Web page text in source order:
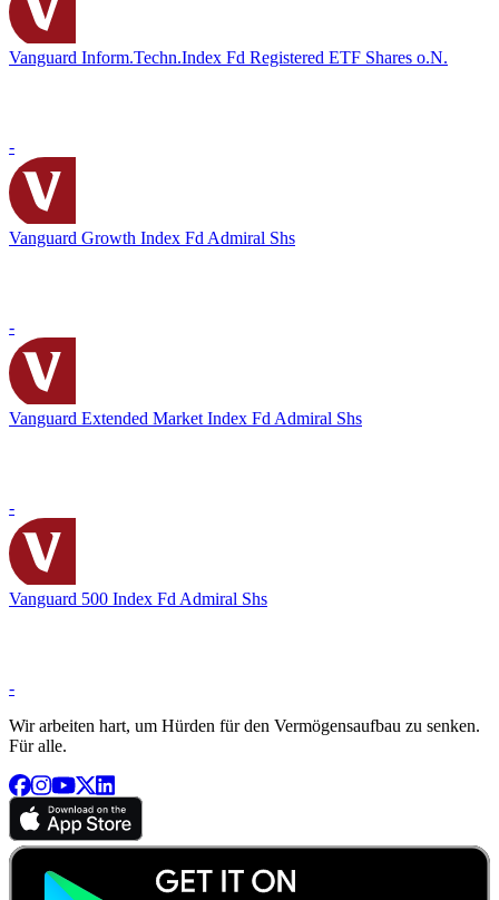
Vanguard Inform.Techn.Index Fd Registered ETF Shares o.N.
-
Vanguard Growth Index Fd Admiral Shs
-
Vanguard Extended Market Index Fd Admiral Shs
-
Vanguard 500 Index Fd Admiral Shs
-
Wir arbeiten hart, um Hürden für den Vermögensaufbau zu senken.
Für alle.